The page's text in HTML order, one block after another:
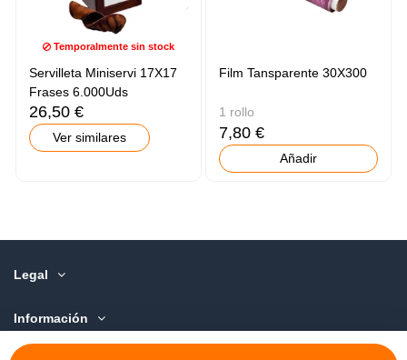
Temporalmente sin stock
Servilleta Miniservi 17X17
Frases 6.000Uds
26,50 €
Ver similares
Film Tansparente 30X300
1 rollo
7,80 €
Añadir
Legal
Información